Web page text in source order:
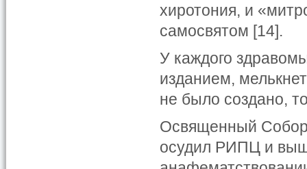
хиротония, и
самосвятом [14].
У каждого
изданием,
не было создано,
Освященный
осудил РИПЦ и